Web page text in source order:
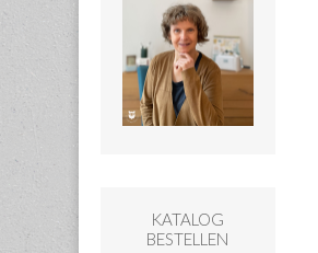
KATALOG
BESTELLEN